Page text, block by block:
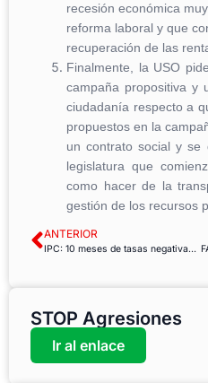
recesión económica
reforma laboral y que
recuperación de las
Finalmente, la USO
campaña propositiva y
ciudadanía respecto a
propuestos en la
un contrato social y se
legislatura que
como hacer de la
gestión de los recursos
ANTERIOR
IPC: 10 meses de tasas negativas que no contribuyen a recuperar la demanda interna
STOP Agresiones
Ir al enlace